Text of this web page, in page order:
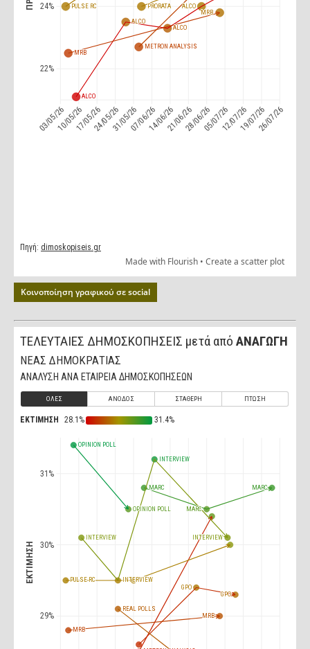
Κοινοποίηση γραφικού σε social